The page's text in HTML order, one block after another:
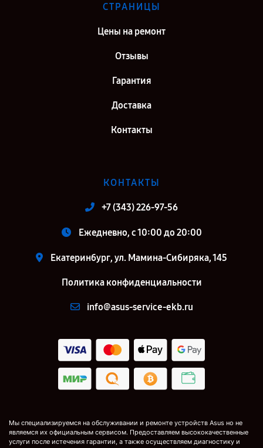
СТРАНИЦЫ
Цены на ремонт
Отзывы
Гарантия
Доставка
Контакты
КОНТАКТЫ
+7 (343) 226-97-56
Ежедневно, с 10:00 до 20:00
Екатеринбург, ул. Мамина-Сибиряка, 145
Политика конфиденциальности
info@asus-service-ekb.ru
Мы специализируемся на обслуживании и ремонте устройств Asus но не
являемся их официальным сервисом. Предоставляем высококачественные
услуги после истечения гарантии, а также осуществляем диагностику и